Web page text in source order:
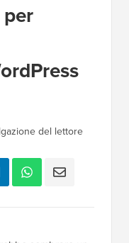
del lettore